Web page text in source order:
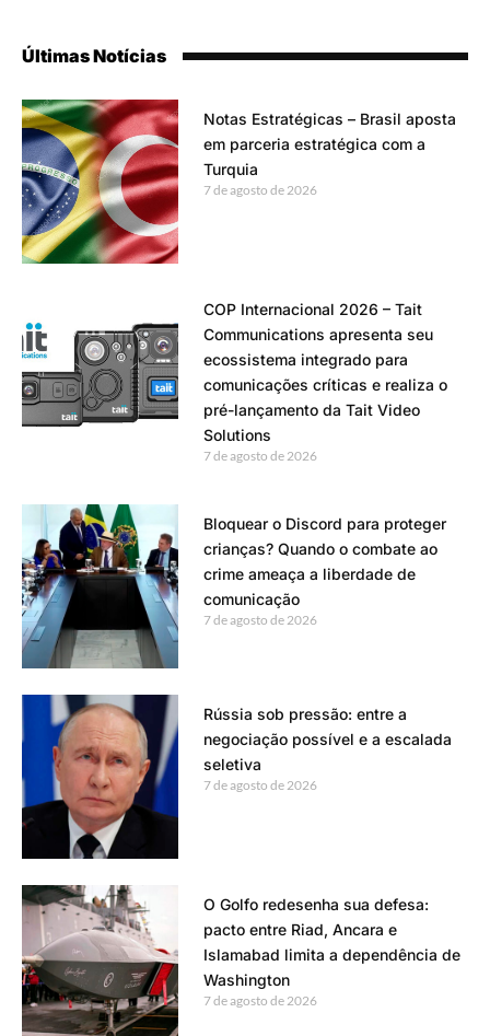
Últimas Notícias
Notas Estratégicas – Brasil aposta
em parceria estratégica com a
Turquia
7 de agosto de 2026
COP Internacional 2026 – Tait
Communications apresenta seu
ecossistema integrado para
comunicações críticas e realiza o
pré-lançamento da Tait Video
Solutions
7 de agosto de 2026
Bloquear o Discord para proteger
crianças? Quando o combate ao
crime ameaça a liberdade de
comunicação
7 de agosto de 2026
Rússia sob pressão: entre a
negociação possível e a escalada
seletiva
7 de agosto de 2026
O Golfo redesenha sua defesa:
pacto entre Riad, Ancara e
Islamabad limita a dependência de
Washington
7 de agosto de 2026